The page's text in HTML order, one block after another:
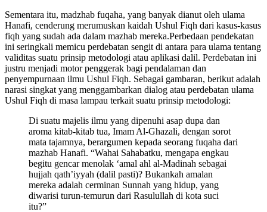
Sementara itu, madzhab fuqaha, yang banyak dianut oleh ulama
Hanafi, cenderung merumuskan kaidah Ushul Fiqh dari kasus-kasus
fiqh yang sudah ada dalam mazhab mereka.Perbedaan pendekatan
ini seringkali memicu perdebatan sengit di antara para ulama tentang
validitas suatu prinsip metodologi atau aplikasi dalil. Perdebatan ini
justru menjadi motor penggerak bagi pendalaman dan
penyempurnaan ilmu Ushul Fiqh. Sebagai gambaran, berikut adalah
narasi singkat yang menggambarkan dialog atau perdebatan ulama
Ushul Fiqh di masa lampau terkait suatu prinsip metodologi:
Di suatu majelis ilmu yang dipenuhi asap dupa dan
aroma kitab-kitab tua, Imam Al-Ghazali, dengan sorot
mata tajamnya, berargumen kepada seorang fuqaha dari
mazhab Hanafi. “Wahai Sahabatku, mengapa engkau
begitu gencar menolak ‘amal ahl al-Madinah sebagai
hujjah qath’iyyah (dalil pasti)? Bukankah amalan
mereka adalah cerminan Sunnah yang hidup, yang
diwarisi turun-temurun dari Rasulullah di kota suci
itu?”